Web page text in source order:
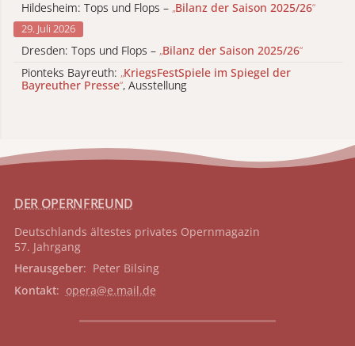
Hildesheim: Tops und Flops – „Bilanz der Saison 2025/26“
29. Juli 2026
Dresden: Tops und Flops – „Bilanz der Saison 2025/26“
Pionteks Bayreuth: „KriegsFestSpiele im Spiegel der
Bayreuther Presse“, Ausstellung
DER OPERNFREUND
Deutschlands ältestes privates Opernmagazin
57. Jahrgang
Herausgeber: Peter Bilsing
Kontakt: opera@e.mail.de